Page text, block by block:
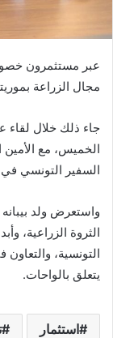
عبر مستثمرون
مجال الزراعة
جاء ذلك خلال لقاء
الخميس، مع الأمين
السفير التونسي في
واستعرض ولد
الثروة الزراعية،
التونسية،
يتعلق بالواحات.
استثمار